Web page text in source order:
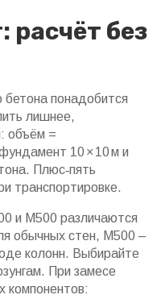
расчёт без
понадобится
лишнее,
объём =
10 × 10 м и
Плюс‑пять
транспортировке.
и М500 различаются
обычных стен, М500 –
колонн. Выбирайте
При замесе
компонентов: